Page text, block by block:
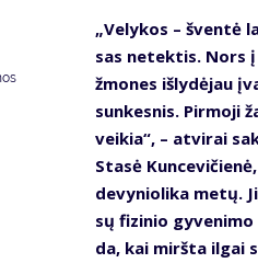
„Ve­ly­kos – šven­tė
sas ne­tek­tis. Nors
žmo­nes iš­ly­dė­jau
sun­kes­nis. Pir­mo­ji
vei­kia“, – at­vi­rai
Sta­sė
de­vy­nio­li­ka me­tų.
sų fi­zi­nio
da, kai mirš­ta il­gai